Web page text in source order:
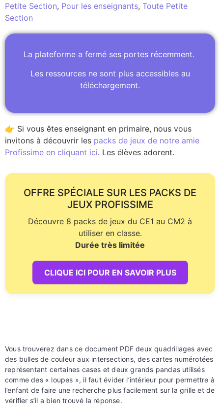
Petite Section, Pour les enseignants, Toute Petite
Section
La plateforme a fermé ses portes récemment.
Les ressources ne sont plus accessibles au
téléchargement.
👉 Si vous êtes enseignant en primaire, nous vous
invitons à découvrir les packs de jeux de notre amie
Profissime en cliquant ici. Les élèves adorent.
OFFRE SPÉCIALE SUR LES PACKS DE
JEUX PROFISSIME
Découvre 8 packs de jeux du CE1 au CM2 à
utiliser en classe.
Durée très limitée
CLIQUE ICI POUR EN SAVOIR PLUS
Vous trouverez dans ce document PDF deux quadrillages avec
des bulles de couleur aux intersections, des cartes numérotées
représentant certaines cases et deuxgrands pandas utilisés
comme des « loupes », il faut évider l’intérieur pour permettre à
l’enfant de faire une recherche plus facilement sur la grille et de
vérifier s’il a bien trouvé la réponse.